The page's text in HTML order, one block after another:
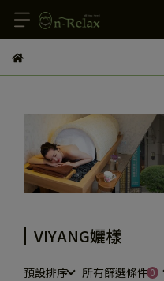
VIYANG孋樣
預設排序 所有篩選條件